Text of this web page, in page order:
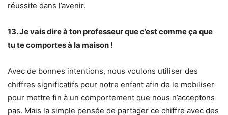
réussite dans l’avenir.
13. Je vais dire à ton professeur que c’est comme ça que
tu te comportes à la maison !
Avec de bonnes intentions, nous voulons utiliser des
chiffres significatifs pour notre enfant afin de le mobiliser
pour mettre fin à un comportement que nous n’acceptons
pas. Mais la simple pensée de partager ce chiffre avec des